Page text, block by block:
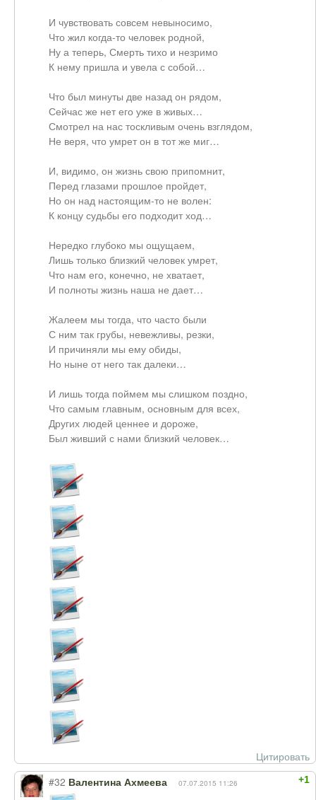
И чувствовать совсем невыносимо,
Что жил когда-то человек родной,
Ну а теперь, Смерть тихо и незримо
К нему пришла и увела с собой…
Что был минуты две назад он рядом,
Сейчас же нет его уже в живых…
Смотрел на нас тоскливым очень взглядом,
Не веря, что умрет он в тот же миг…
И, видимо, он жизнь свою припомнит,
Перед глазами прошлое пройдет,
Но он над настоящим-то не волен:
К концу судьбы его подходит ход…
Нередко глубоко мы ощущаем,
Лишь только близкий человек умрет,
Что нам его, конечно, не хватает,
И полноты жизнь наша не дает…
Жалеем мы тогда, что часто были
С ним так грубы, невежливы, резки,
И причиняли мы ему обиды,
Но ныне от него так далеки…
И лишь тогда поймем мы слишком поздно,
Что самым главным, основным для всех,
Других людей ценнее и дороже,
Был живший с нами близкий человек…
Цитировать
+1
#32 Валентина Ахмеева 07.07.2015 11:26